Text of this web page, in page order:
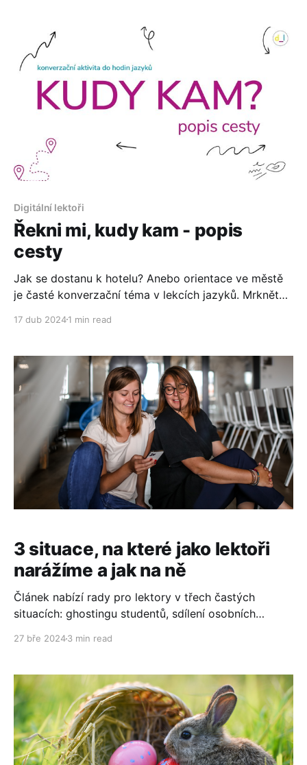
Digitální lektoři
Řekni mi, kudy kam - popis
cesty
Jak se dostanu k hotelu? Anebo orientace ve městě
je časté konverzační téma v lekcích jazyků. Mrkněte
posouvejte posle zadání fialového panáčka.
17 dub 20241 min read
3 situace, na které jako lektoři
narážíme a jak na ně
Článek nabízí rady pro lektory v třech častých
situacích: ghostingu studentů, sdílení osobních
přístup k účtování lekcí.
27 bře 20243 min read